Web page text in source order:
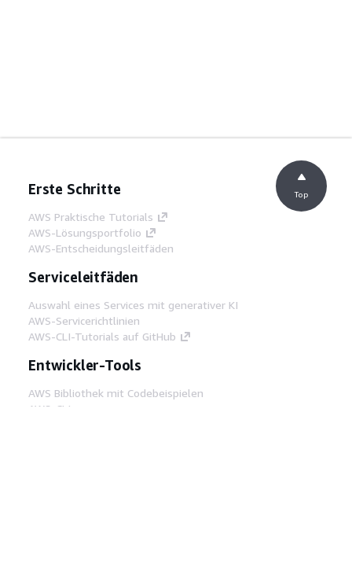
Erste Schritte
AWS Praktische Tutorials
AWS-Lösungsportfolio
AWS-Entscheidungsleitfäden
Serviceleitfäden
Auswahl eines Services mit generativer KI
AWS-Servicerichtlinien
AWS-CLI-Tutorials auf GitHub
Entwickler-Tools
AWS Bibliothek mit Codebeispielen
AWS-CLI
Top